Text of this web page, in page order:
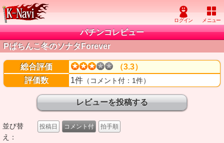
パチンコレビュー
Pぱちんこ冬のソナタForever
総合評価
（3.3）
評価数
1件 （コメント付：1件）
並び替
え：
投稿日 コメント付 拍手順